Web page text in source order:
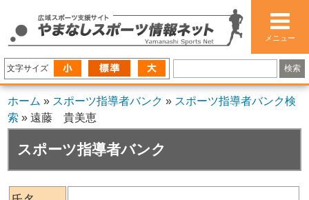
メニュー
文字サイズ
ホーム » スポーツ指導者バンク » スポーツ指導者バンク検
索 »遠藤 貴美恵
スポーツ指導者バンク